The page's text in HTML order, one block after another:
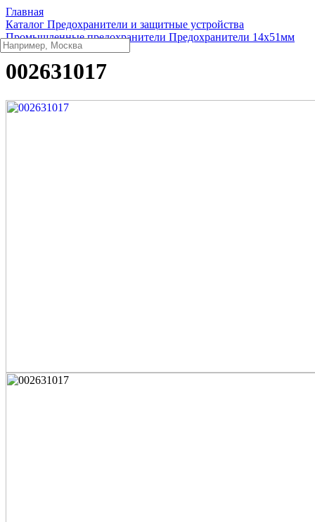
Главная
Каталог Предохранители и защитные устройства
Промышленные предохранители Предохранители 14x51мм
002631017